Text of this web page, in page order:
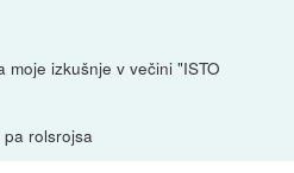
moje izkušnje v večini "ISTO
rolsrojsa